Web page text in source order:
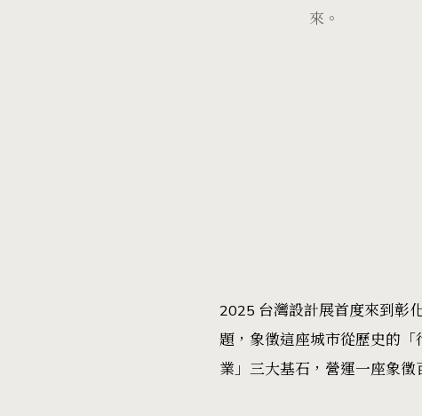
來。
2025 台灣設計展首度來到彰
題，象徵這座城市從歷史的
業」三大基石，營運一座象徵